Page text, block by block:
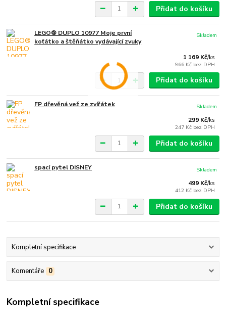
Přidat do košíku
LEGO® DUPLO 10977 Moje první
koťátko a štěňátko vydávající zvuky
1 169 Kč/ks
966 Kč bez DPH
Skladem
Přidat do košíku
FP dřevěná vež ze zvířátek
299 Kč/ks
247 Kč bez DPH
Skladem
Přidat do košíku
spací pytel DISNEY
499 Kč/ks
412 Kč bez DPH
Skladem
Přidat do košíku
Kompletní specifikace
Komentáře 0
Kompletní specifikace